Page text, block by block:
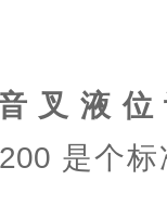
液位
是个